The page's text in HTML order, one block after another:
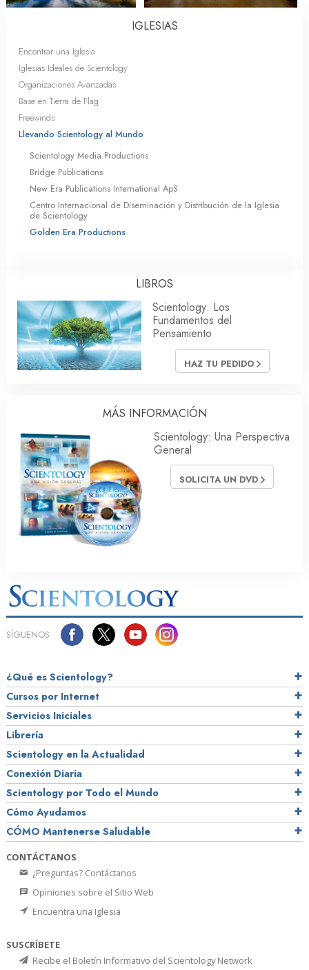
IGLESIAS
Encontrar una Iglesia
Iglesias Ideales de Scientology
Organizaciones Avanzadas
Base en Tierra de Flag
Freewinds
Llevando Scientology al Mundo
Scientology Media Productions
Bridge Publications
New Era Publications International ApS
Centro Internacional de Diseminación y Distribución de la Iglesia
de Scientology
Golden Era Productions
LIBROS
Scientology: Los
Fundamentos del
Pensamiento
HAZ TU PEDIDO
MÁS INFORMACIÓN
Scientology: Una Perspectiva
General
SOLICITA UN DVD
SÍGUENOS
¿Qué es Scientology?
Cursos por Internet
Servicios Iniciales
Librería
Scientology en la Actualidad
Conexión Diaria
Scientology por Todo el Mundo
Cómo Ayudamos
CÓMO Mantenerse Saludable
CONTÁCTANOS
¿Preguntas? Contáctanos
Opiniones sobre el Sitio Web
Encuentra una Iglesia
SUSCRÍBETE
Recibe el Boletín Informativo del Scientology Network